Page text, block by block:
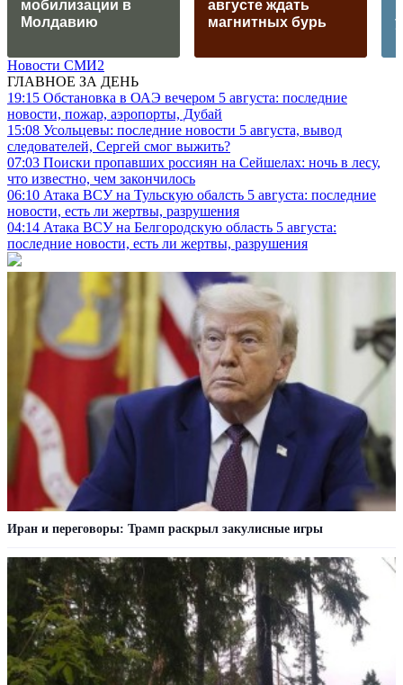
мобилизации в
Молдавию
августе ждать
магнитных бурь
Новости СМИ2
ГЛАВНОЕ ЗА ДЕНЬ
19:15 Обстановка в ОАЭ вечером 5 августа: последние
новости, пожар, аэропорты, Дубай
15:08 Усольцевы: последние новости 5 августа, вывод
следователей, Сергей смог выжить?
07:03 Поиски пропавших россиян на Сейшелах: ночь в лесу,
что известно, чем закончилось
06:10 Атака ВСУ на Тульскую обалсть 5 августа: последние
новости, есть ли жертвы, разрушения
04:14 Атака ВСУ на Белгородскую область 5 августа:
последние новости, есть ли жертвы, разрушения
Иран и переговоры: Трамп раскрыл закулисные игры